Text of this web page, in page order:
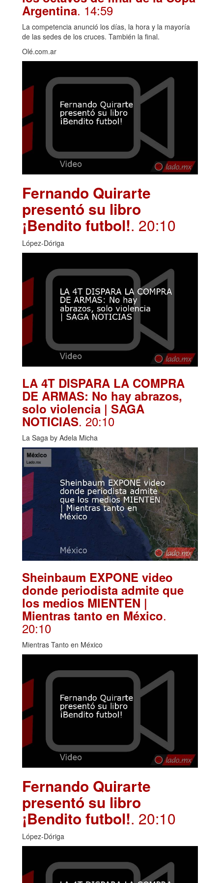
Argentina. 14:59
La competencia anunció los días, la hora y la mayoría
de las sedes de los cruces. También la final.
Olé.com.ar
Fernando Quirarte
presentó su libro
¡Bendito futbol!. 20:10
López-Dóriga
LA 4T DISPARA LA COMPRA
DE ARMAS: No hay abrazos,
solo violencia | SAGA
NOTICIAS. 20:10
La Saga by Adela Micha
Sheinbaum EXPONE video
donde periodista admite que
los medios MIENTEN |
Mientras tanto en México.
20:10
Mientras Tanto en México
Fernando Quirarte
presentó su libro
¡Bendito futbol!. 20:10
López-Dóriga